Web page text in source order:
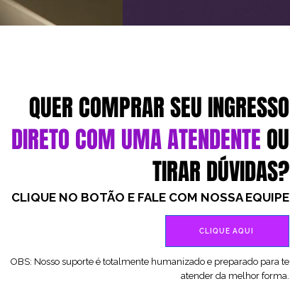
QUER COMPRAR SEU INGRESSO
DIRETO COM UMA ATENDENTE OU
TIRAR DÚVIDAS?
CLIQUE NO BOTÃO E FALE COM NOSSA EQUIPE
CLIQUE AQUI
OBS: Nosso suporte é totalmente humanizado e preparado para te
atender da melhor forma.